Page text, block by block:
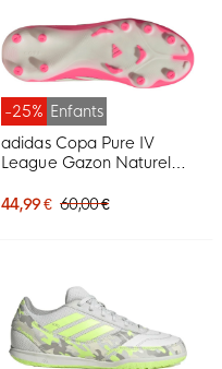
-25% Enfants
adidas Copa Pure IV
League Gazon Naturel
Enfants Rose Vif Argenté
44,99 € 60,00 €